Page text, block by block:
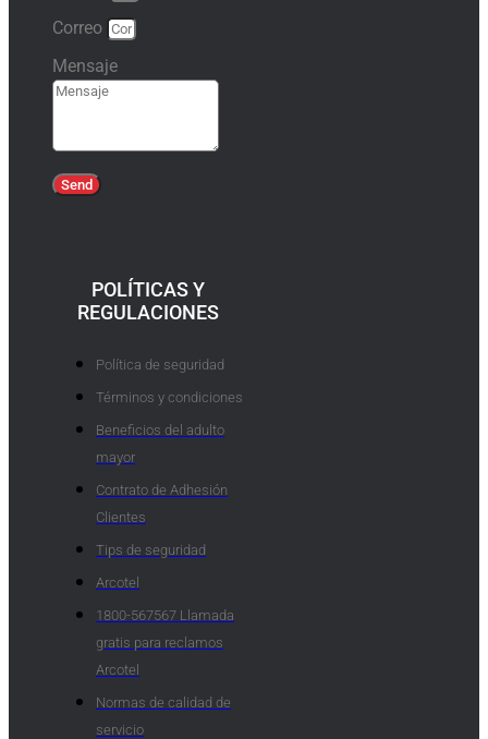
Correo
Mensaje
Send
POLÍTICAS Y
REGULACIONES
Política de seguridad
Términos y condiciones
Beneficios del adulto
mayor
Contrato de Adhesión
Clientes
Tips de seguridad
Arcotel
1800-567567 Llamada
gratis para reclamos
Arcotel
Normas de calidad de
servicio